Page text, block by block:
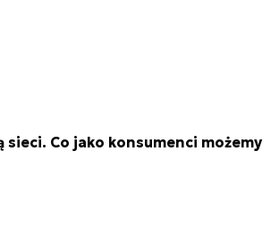
sieci. Co jako konsumenci możemy